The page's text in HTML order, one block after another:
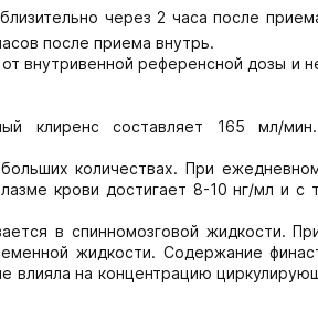
через 2 часа после
после приема внутрь.
внутривенной референсной дозы и
клиренс составляет 165 мл/
количествах. При
крови достигает 8-10 нг/мл и с
в спинномозговой жидкости.
жидкости. Содержание
влияла на концентрацию